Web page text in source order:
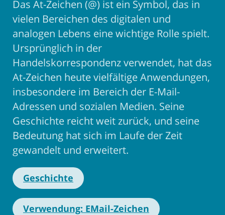
Das At-Zeichen (@) ist ein Symbol, das in
vielen Bereichen des digitalen und
analogen Lebens eine wichtige Rolle spielt.
Ursprünglich in der
Handelskorrespondenz verwendet, hat das
At-Zeichen heute vielfältige Anwendungen,
insbesondere im Bereich der E-Mail-
Adressen und sozialen Medien. Seine
Geschichte reicht weit zurück, und seine
Bedeutung hat sich im Laufe der Zeit
gewandelt und erweitert.
Geschichte
Verwendung: EMail-Zeichen